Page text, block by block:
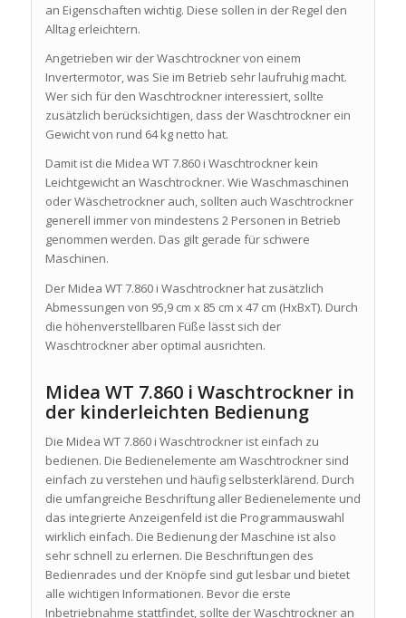
an Eigenschaften wichtig. Diese sollen in der Regel den
Alltag erleichtern.
Angetrieben wir der Waschtrockner von einem
Invertermotor, was Sie im Betrieb sehr laufruhig macht.
Wer sich für den Waschtrockner interessiert, sollte
zusätzlich berücksichtigen, dass der Waschtrockner ein
Gewicht von rund 64 kg netto hat.
Damit ist die Midea WT 7.860 i Waschtrockner kein
Leichtgewicht an Waschtrockner. Wie Waschmaschinen
oder Wäschetrockner auch, sollten auch Waschtrockner
generell immer von mindestens 2 Personen in Betrieb
genommen werden. Das gilt gerade für schwere
Maschinen.
Der Midea WT 7.860 i Waschtrockner hat zusätzlich
Abmessungen von 95,9 cm x 85 cm x 47 cm (HxBxT). Durch
die höhenverstellbaren Füße lässt sich der
Waschtrockner aber optimal ausrichten.
Midea WT 7.860 i Waschtrockner in
der kinderleichten Bedienung
Die Midea WT 7.860 i Waschtrockner ist einfach zu
bedienen. Die Bedienelemente am Waschtrockner sind
einfach zu verstehen und häufig selbsterklärend. Durch
die umfangreiche Beschriftung aller Bedienelemente und
das integrierte Anzeigenfeld ist die Programmauswahl
wirklich einfach. Die Bedienung der Maschine ist also
sehr schnell zu erlernen. Die Beschriftungen des
Bedienrades und der Knöpfe sind gut lesbar und bietet
alle wichtigen Informationen. Bevor die erste
Inbetriebnahme stattfindet, sollte der Waschtrockner an